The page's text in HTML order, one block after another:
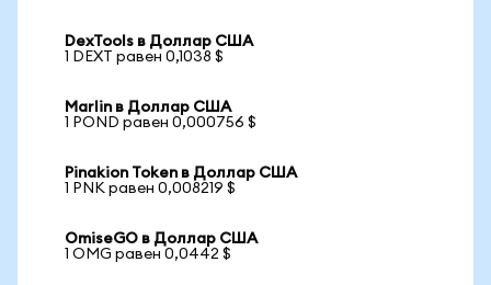
DexTools в Доллар США
1 DEXT равен 0,1038 $
Marlin в Доллар США
1 POND равен 0,000756 $
Pinakion Token в Доллар США
1 PNK равен 0,008219 $
OmiseGO в Доллар США
1 OMG равен 0,0442 $